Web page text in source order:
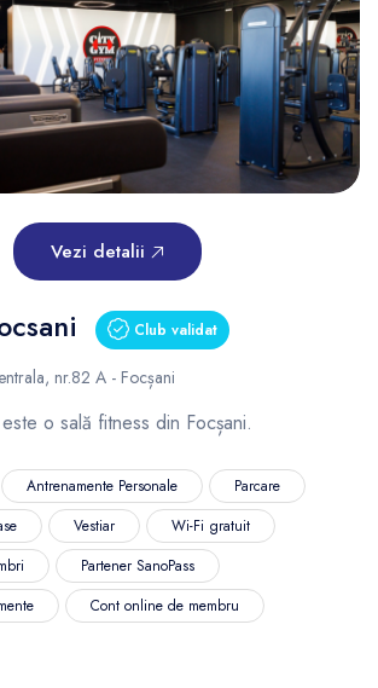
Vezi detalii
Club validat
nr.82 A - Focșani
o sală fitness din Focșani.
Antrenamente Personale
Parcare
Vestiar
Wi-Fi gratuit
Partener SanoPass
Cont online de membru